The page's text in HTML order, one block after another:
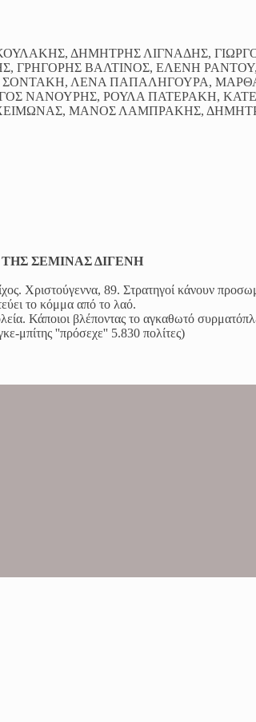
ΔΗΜΗΤΡΗΣ ΛΙΓΝΑΔΗΣ,
ΓΡΗΓΟΡΗΣ ΒΑΛΤΙΝΟΣ, ΕΛΕΝΗ
ΛΕΝΑ ΠΑΠΑΛΗΓΟΥΡΑ,
ΝΑΝΟΥΡΗΣ, ΡΟΥΛΑ ΠΑΤΕΡΑΚΗ,
ΜΑΝΟΣ ΛΑΜΠΡΑΚΗΣ,
ΣΕΜΙΝΑΣ ΔΙΓΕΝΗ
Χριστούγεννα, 89. Στρατηγοί κάνουν
το κόμμα από το λαό.
Κάποιοι βλέποντας το αγκαθωτό
μπίτης ''πρόσεχε'' 5.830 πολίτες)